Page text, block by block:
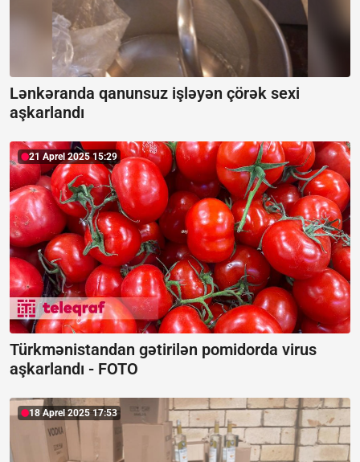
Lənkəranda qanunsuz işləyən çörək sexi
aşkarlandı
21 Aprel 2025 15:29
Türkmənistandan gətirilən pomidorda virus
aşkarlandı - FOTO
18 Aprel 2025 17:53